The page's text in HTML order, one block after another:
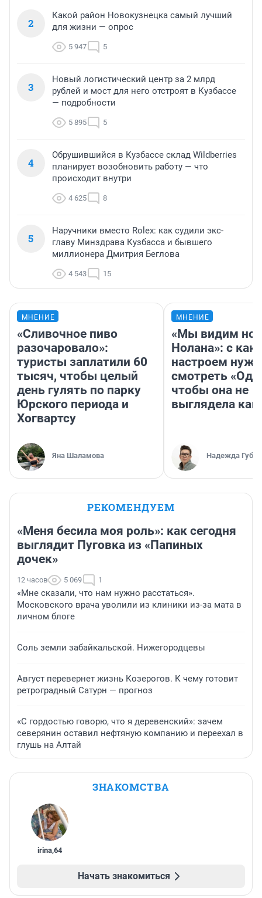
2
Какой район Новокузнецка самый лучший
для жизни — опрос
5 947 5
3
Новый логистический центр за 2 млрд
рублей и мост для него отстроят в Кузбассе
— подробности
5 895 5
4
Обрушившийся в Кузбассе склад Wildberries
планирует возобновить работу — что
происходит внутри
4 625 8
5
Наручники вместо Rolex: как судили экс-
главу Минздрава Кузбасса и бывшего
миллионера Дмитрия Беглова
4 543 15
МНЕНИЕ
«Сливочное пиво
разочаровало»:
туристы заплатили 60
тысяч, чтобы целый
день гулять по парку
Юрского периода и
Хогвартсу
Яна Шаламова
МНЕНИЕ
«Мы видим
Нолана»: с
настроем
смотреть
чтобы она не
выглядела как
Надежда
РЕКОМЕНДУЕМ
«Меня бесила моя роль»: как сегодня
выглядит Пуговка из «Папиных
дочек»
12 часов 5 069 1
«Мне сказали, что нам нужно расстаться».
Московского врача уволили из клиники из-за мата в
личном блоге
Соль земли забайкальской. Нижегородцевы
Август перевернет жизнь Козерогов. К чему готовит
ретроградный Сатурн — прогноз
«С гордостью говорю, что я деревенский»: зачем
северянин оставил нефтяную компанию и переехал в
глушь на Алтай
ЗНАКОМСТВА
irina,64
Начать знакомиться